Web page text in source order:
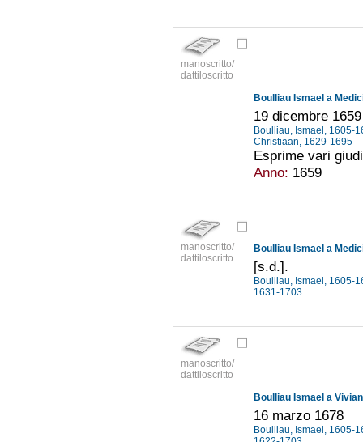
manoscritto/
dattiloscritto
Boulliau Ismael a
19 dicembre 1659
Boulliau, Ismael, 1605-
Christiaan, 1629-1695
Esprime vari
Anno: 1659
manoscritto/
dattiloscritto
Boulliau Ismael a
[s.d.].
Boulliau, Ismael, 1605-
1631-1703
manoscritto/
dattiloscritto
Boulliau Ismael a
16 marzo 1678
Boulliau, Ismael, 1605-